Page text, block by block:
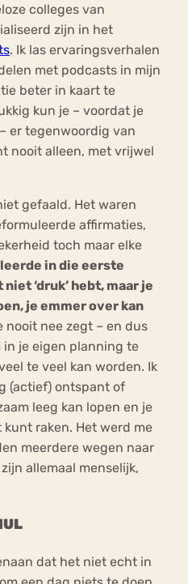
colleges van
zijn in het
. Ik las ervaringsverhalen
met podcasts in mijn
beter in kaart te
kun je – voordat je
er tegenwoordig van
nooit alleen, met vrijwel
gefaald. Het waren
affirmaties,
toch maar elke
in die eerste
‘druk’ hebt, maar je
je emmer over kan
nooit nee zegt – en dus
in je eigen planning te
te veel kan worden. Ik
(actief) ontspant of
leeg kan lopen en je
raken. Het werd me
meerdere wegen naar
allemaal menselijk,
dat het niet echt in